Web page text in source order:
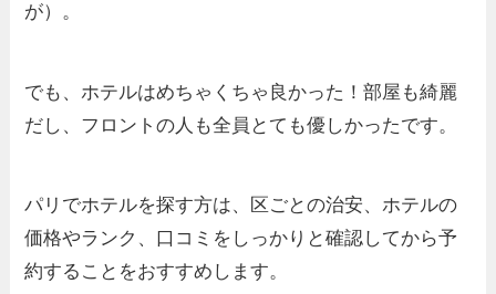
が）。
でも、ホテルはめちゃくちゃ良かった！部屋も綺麗
だし、フロントの人も全員とても優しかったです。
パリでホテルを探す方は、区ごとの治安、ホテルの
価格やランク、口コミをしっかりと確認してから予
約することをおすすめします。